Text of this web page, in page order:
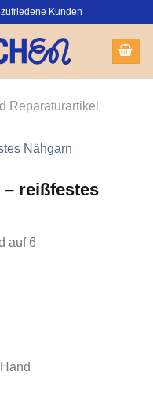
Kunden
Reparaturartikel
reißfestes
auf6